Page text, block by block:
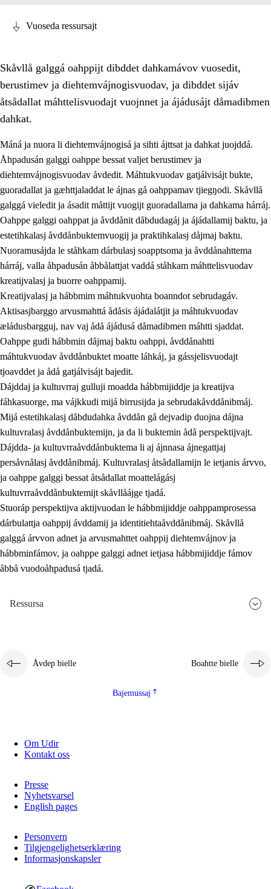
1. Åhpadusá árvvovuodo
1.1 Almasjárvvo
Identitiehtta ja kultuvralasj moattevuohta
1.3 Lájttális ájádallam ja estetihkalasj diedulasjvuohta
Dahkamávvo, berustibme ja diehtemvájnogisvuohta
1.5 Vieledus luonnduj ja birásdiedulasjvuohta
1.6 Demokratijja ja oassálasstem
Vuoseda ressursajt
Skåvllå galggá oahppijt dibddet dahkamávov vuosedit,
berustimev ja diehtemvájnogisvuodav, ja dibddet sijáv
åtsådallat máhttelisvuodajt vuojnnet ja ájádusájt dåmadibmen
dahkat.
Máná ja nuora li diehtemvájnogisá ja sihti ájttsat ja dahkat juojddá.
Åhpadusán galggi oahppe bessat valjet berustimev ja
diehtemvájnogisvuodav åvdedit. Máhtukvuodav gatjálvisájt bukte,
guoradallat ja gæhttjaladdat le ájnas gå oahppamav tjiegŋodi. Skåvllå
galggá vieledit ja ásadit måttijt vuogijt guoradallama ja dahkama hárráj.
Oahppe galggi oahppat ja åvddånit dåbdudagáj ja ájádallamij baktu, ja
estetihkalasj åvddånbuktemvuogij ja praktihkalasj dåjmaj baktu.
Nuoramusájda le ståhkam dárbulasj soapptsoma ja åvddånahttema
hárráj, valla åhpadusán åbbålattjat vaddá ståhkam máhttelisvuodav
kreatijvalasj ja buorre oahppamij.
Kreatijvalasj ja hábbmim máhtukvuohta boanndot sebrudagáv.
Aktisasjbarggo arvusmahttá ådåsis ájádalátjit ja máhtukvuodav
æládusbargguj, nav vaj ådå ájádusá dåmadibmen máhtti sjaddat.
Oahppe gudi hábbmin dåjmaj baktu oahppi, åvddånahtti
máhtukvuodav åvddånbuktet moatte láhkáj, ja gássjelisvuodajt
tjoavddet ja ådå gatjálvisájt bajedit.
Dájddaj ja kultuvrraj gulluji moadda hábbmijiddje ja kreatijva
fáhkasuorge, ma vájkkudi mijá birrusijda ja sebrudakåvddånibmáj.
Mijá estetihkalasj dåbdudahka åvddån gå dejvadip duojna dájna
kultuvralasj åvddånbuktemijn, ja da li buktemin ådå perspektijvajt.
Dájdda- ja kultuvrraåvddånbuktema li aj ájnnasa ájnegattjaj
persåvnålasj åvddånibmáj. Kultuvralasj åtsådallamijn le ietjanis árvvo,
ja oahppe galggi bessat åtsådallat moattelágásj
kultuvrraåvddånbuktemijt skåvllåájge tjadá.
Stuoráp perspektijva aktijvuodan le hábbmijiddje oahppamprosessa
dárbulattja oahppij ávddamij ja identitiehtaåvddånibmáj. Skåvllå
galggá árvvon adnet ja arvusmahttet oahppij diehtemvájnov ja
hábbminfámov, ja oahppe galggi adnet ietjasa hábbmijiddje fámov
åbbå vuodoåhpadusá tjadá.
Ressursa
Åvdep bielle Boahtte bielle
Bajemussaj
Om Udir
Kontakt oss
Presse
Nyhetsvarsel
English pages
Personvern
Tilgjengelighetserklæring
Informasjonskapsler